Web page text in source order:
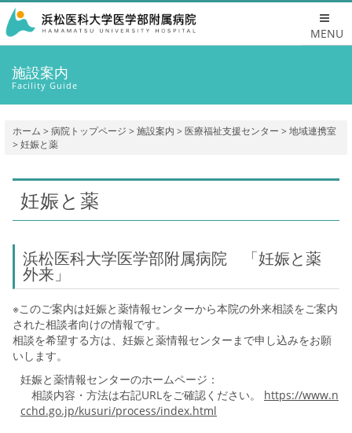
MENU
施設案内
Facility Guide
ホーム > 病院トップページ > 施設案内 > 医療福祉支援センター > 地域連携室
> 妊娠と薬
妊娠と薬
浜松医科大学医学部附属病院 「妊娠と薬
外来」
※このご案内は妊娠と薬情報センターから本院の外来相談をご案内
された相談者向けの情報です。
相談を希望する方は、妊娠と薬情報センターまで申し込みをお願
いします。
妊娠と薬情報センターのホームページ：
相談内容・方法は右記URLをご確認ください。 https://www.n
cchd.go.jp/kusuri/process/index.html